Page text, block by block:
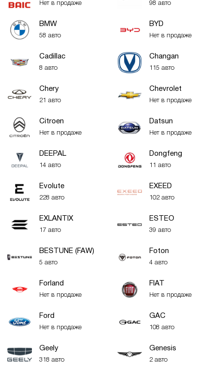
Нет в продаже 98 авто
BMW
58 авто
BYD
Нет в продаже
Cadillac
8 авто
Changan
115 авто
Chery
21 авто
Chevrolet
Нет в продаже
Citroen
Нет в продаже
Datsun
Нет в продаже
DEEPAL
14 авто
Dongfeng
11 авто
Evolute
228 авто
EXEED
102 авто
EXLANTIX
17 авто
ESTEO
39 авто
BESTUNE (FAW)
5 авто
Foton
4 авто
Forland
Нет в продаже
FIAT
Нет в продаже
Ford
Нет в продаже
GAC
108 авто
Geely
318 авто
Genesis
2 авто